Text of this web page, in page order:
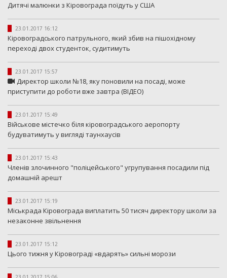
Дитячі малюнки з Кіровограда поїдуть у США
23.01.2017 16:12
Кіровоградського патрульного, який збив на пішохідному
переході двох студенток, судитимуть
23.01.2017 15:57
Директор школи №18, яку поновили на посаді, може
приступити до роботи вже завтра (ВІДЕО)
23.01.2017 15:49
Військове містечко біля кіровоградського аеропорту
будуватимуть у вигляді таунхаусів
23.01.2017 15:43
Членів злочинного "поліцейського" угрупування посадили під
домашній арешт
23.01.2017 15:19
Міськрада Кіровограда виплатить 50 тисяч директору школи за
незаконне звільнення
23.01.2017 15:12
Цього тижня у Кіровограді «вдарять» сильні морози